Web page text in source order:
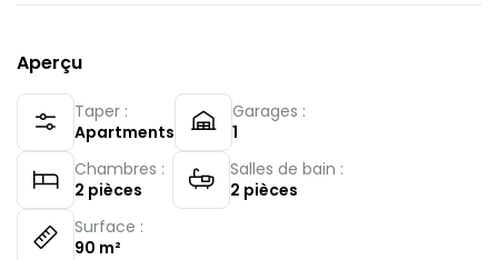
Aperçu
Taper :
Apartments
Garages :
1
Chambres :
2 pièces
Salles de bain :
2 pièces
Surface :
90 m²